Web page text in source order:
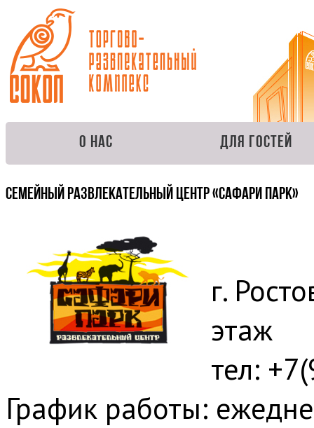
О нас Для гостей
Семейный развлекательный центр «Сафари Парк»
г.
этаж
тел:
График работы: